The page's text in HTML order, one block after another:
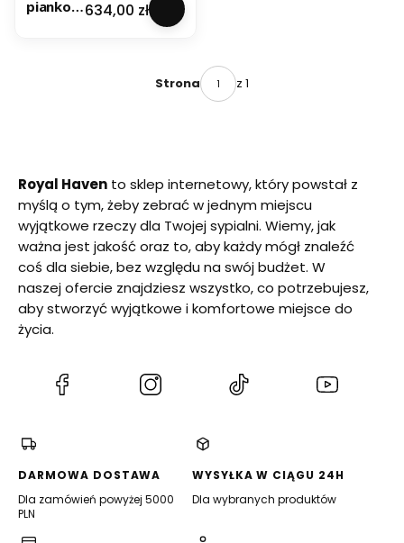
piankowCena
634,00 zł
Strona z 1
Royal Haven to sklep internetowy, który powstał z
myślą o tym, żeby zebrać w jednym miejscu
wyjątkowe rzeczy dla Twojej sypialni. Wiemy, jak
ważna jest jakość oraz to, aby każdy mógł znaleźć
coś dla siebie, bez względu na swój budżet. W
naszej ofercie znajdziesz wszystko, co potrzebujesz,
aby stworzyć wyjątkowe i komfortowe miejsce do
życia.
karcie)
(Otwiera
nowej
karcie)
(Otwiera
karcie)
(Otwiera
karcie)
DARMOWA DOSTAWA
Dla zamówień powyżej 5000
PLN
WYSYŁKA W CIĄGU 24H
Dla wybranych produktów